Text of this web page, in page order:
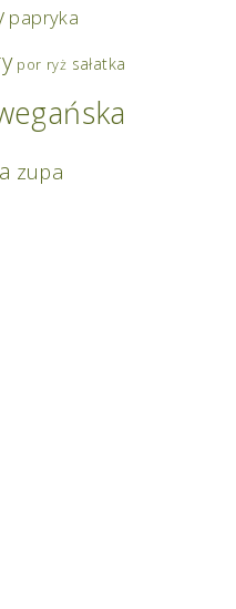
papryka
por ryż sałatka
zupa